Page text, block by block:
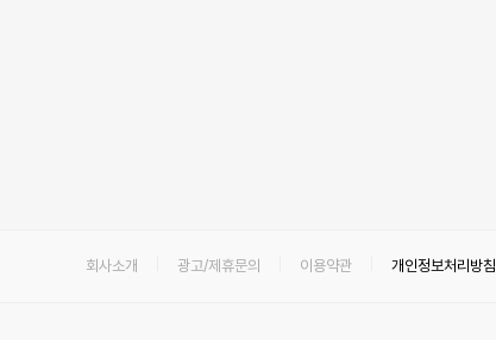
회사소개 광고/제휴문의 이용약관 개인정보처리방침